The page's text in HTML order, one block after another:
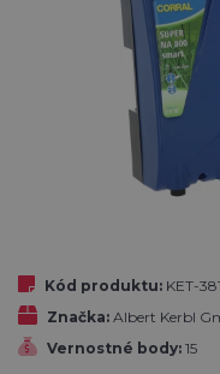
Kód produktu: KET-
Značka: Albert Kerbl
Vernostné body: 15